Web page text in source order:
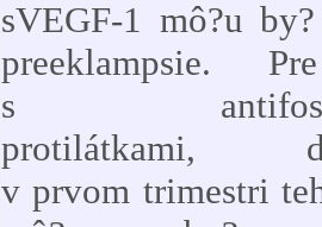
sVEGF-1 mô?u
preeklampsie.
s
protilátkami,
v prvom trimestri